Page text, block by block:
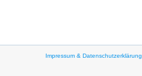
Impressum & Datenschutzerklärung